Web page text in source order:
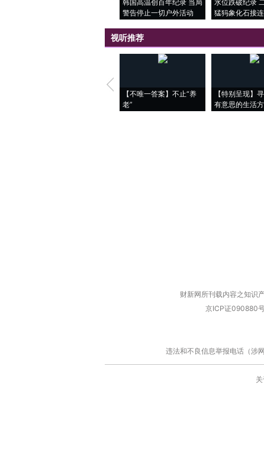
韩国高温创百年纪录 当局
警告停止一切户外活动
水位跌破纪录
猛犸象化石接
视听推荐
【不唯一答案】不止“养
老”
【特别呈现】
有意思的生活
财新网所刊载内容之知识
京ICP证090880
违法和不良信息举报电话（